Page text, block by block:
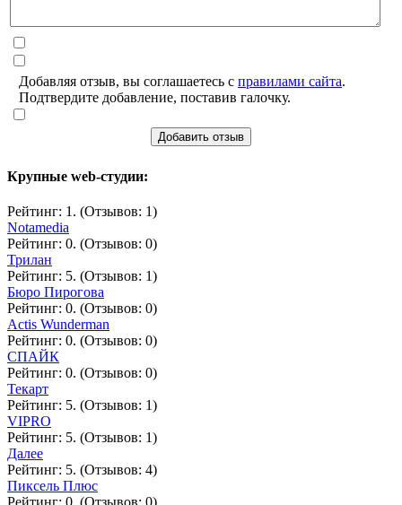
Добавляя отзыв, вы соглашаетесь с правилами сайта.
Подтвердите добавление, поставив галочку.
Добавить отзыв
Крупные web-студии:
Рейтинг: 1. (Отзывов: 1)
Notamedia
Рейтинг: 0. (Отзывов: 0)
Трилан
Рейтинг: 5. (Отзывов: 1)
Бюро Пирогова
Рейтинг: 0. (Отзывов: 0)
Actis Wunderman
Рейтинг: 0. (Отзывов: 0)
СПАЙК
Рейтинг: 0. (Отзывов: 0)
Текарт
Рейтинг: 5. (Отзывов: 1)
VIPRO
Рейтинг: 5. (Отзывов: 1)
Далее
Рейтинг: 5. (Отзывов: 4)
Пиксель Плюс
Рейтинг: 0. (Отзывов: 0)